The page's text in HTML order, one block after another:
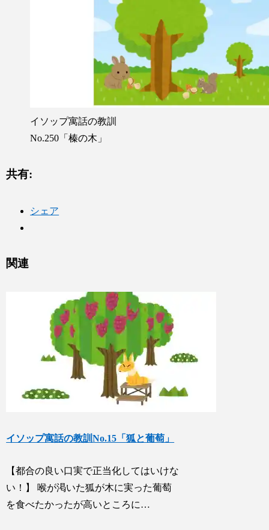
イソップ寓話の教訓
No.250「榛の木」
共有:
シェア
関連
イソップ寓話の教訓No.15「狐と葡萄」
【都合の良い口実で正当化してはいけな
い！】 喉が渇いた狐が木に実った葡萄
を食べたかったが高いところに…